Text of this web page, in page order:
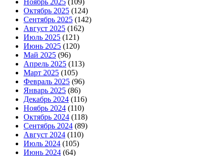
Ноябрь 2025 (109)
Октябрь 2025 (124)
Сентябрь 2025 (142)
Август 2025 (162)
Июль 2025 (121)
Июнь 2025 (120)
Май 2025 (96)
Апрель 2025 (113)
Март 2025 (105)
Февраль 2025 (96)
Январь 2025 (86)
Декабрь 2024 (116)
Ноябрь 2024 (110)
Октябрь 2024 (118)
Сентябрь 2024 (89)
Август 2024 (110)
Июль 2024 (105)
Июнь 2024 (64)